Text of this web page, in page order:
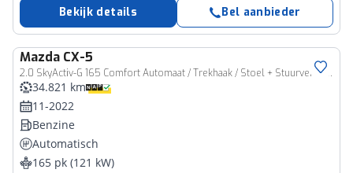
Bekijk details Bel aanbieder
Mazda CX-5
2.0 SkyActiv-G 165 Comfort Automaat / Trekhaak / Stoel + Stuurverwarming /
34.821 km
11-2022
Benzine
Automatisch
165 pk (121 kW)